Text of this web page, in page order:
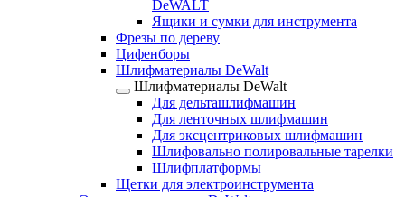
DeWALT
Ящики и сумки для инструмента
Фрезы по дереву
Цифенборы
Шлифматериалы DeWalt
Шлифматериалы DeWalt
Для дельташлифмашин
Для ленточных шлифмашин
Для эксцентриковых шлифмашин
Шлифовально полировальные тарелки
Шлифплатформы
Щетки для электроинструмента